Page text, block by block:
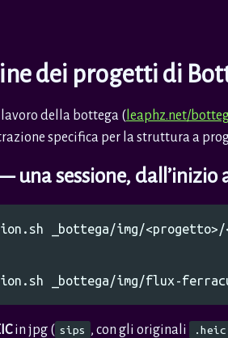
dei progetti di
della bottega ( leaphz.net/
specifica per la struttura a
una sessione, dall’inizio
in jpg ( sips , con gli originali .heic